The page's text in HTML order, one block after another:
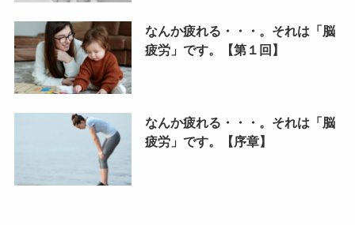
なんか疲れる・・・。それは「脳
疲労」です。【第１回】
なんか疲れる・・・。それは「脳
疲労」です。【序章】